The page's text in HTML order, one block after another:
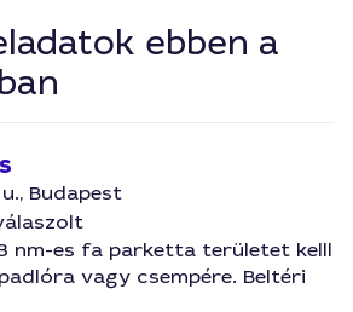
ebben a
Budapest
nm-es fa parketta területet kelll
vagy csempére. Beltéri